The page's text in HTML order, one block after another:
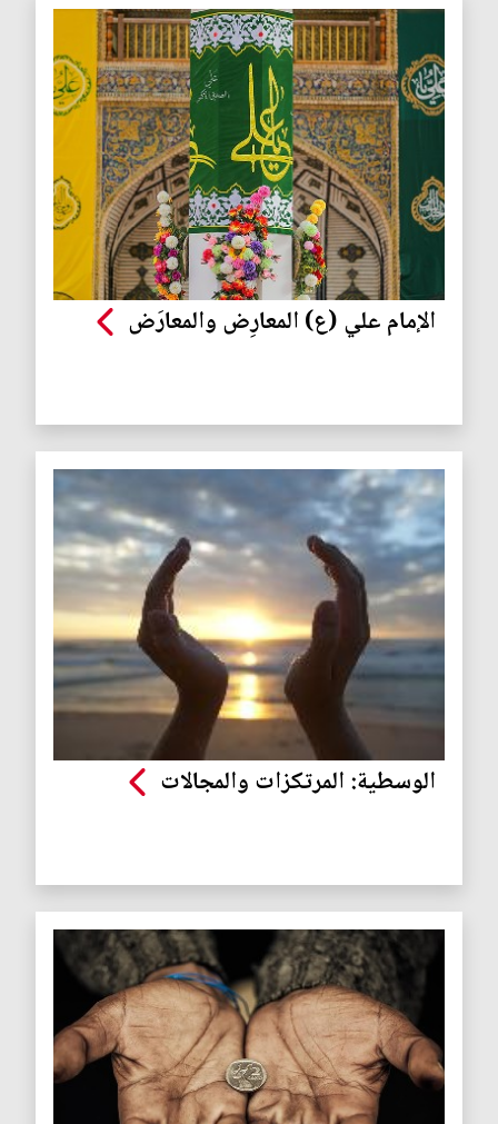
الإمام علي (ع) المعارِض والمعارَض
الوسطية: المرتكزات والمجالات